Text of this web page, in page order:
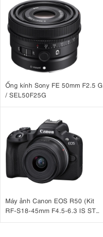
Ống kính Sony FE 50mm F2.5 G
/ SEL50F25G
Máy ảnh Canon EOS R50 (Kit
RF-S18-45mm F4.5-6.3 IS STM